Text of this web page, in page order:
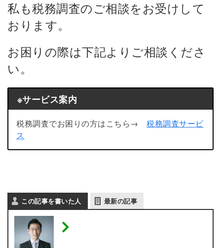
私も税務調査のご相談をお受けして
おります。
お困りの際は下記よりご相談くださ
い。
※サービス案内
税務調査でお困りの方はこちら→ 税務調査サービ
ス
この記事を書いた人 最新の記事